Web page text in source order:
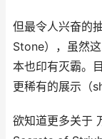
但最令人兴奋的
Stone），虽然
本也印有灭霸。
更稀有的展示（
欲知道更多关于